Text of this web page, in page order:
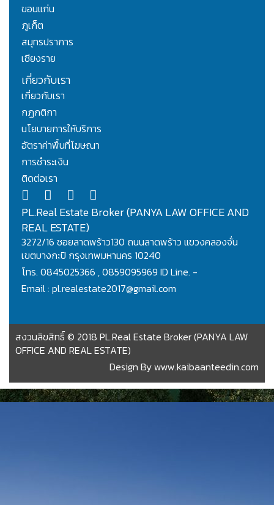
ขอนแก่น
ภูเก็ต
สมุทรปราการ
เชียงราย
เกี่ยวกับเรา
เกี่ยวกับเรา
กฏกติกา
นโยบายการให้บริการ
อัตราค่าพื้นที่โฆษณา
การชำระเงิน
ติดต่อเรา
PL.Real Estate Broker (PANYA LAW OFFICE AND
REAL ESTATE)
3272/16 ซอยลาดพร้าว130 ถนนลาดพร้าว แขวงคลองจั่น
เขตบางกะปิ กรุงเทพมหานคร 10240
โทร. 0845025366 , 0859095969 ID Line. -
Email : pl.realestate2017@gmail.com
สงวนลิขสิทธิ์ © 2018 PL.Real Estate Broker (PANYA LAW
OFFICE AND REAL ESTATE)
Design Bywww.kaibaanteedin.com